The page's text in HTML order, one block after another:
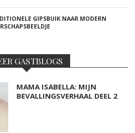
GIPSBUIK NAAR MODERN
GASTBLOGS
MAMA ISABELLA: MIJN
BEVALLINGSVERHAAL DEEL 2